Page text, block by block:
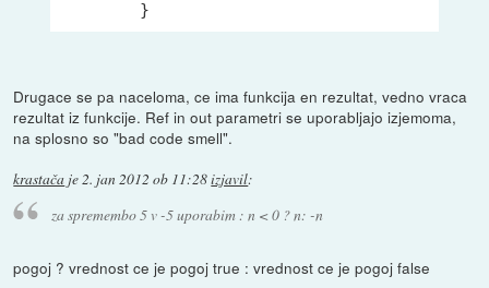
Drugace se pa naceloma, ce ima funkcija en rezultat, vedno vraca
rezultat iz funkcije. Ref in out parametri se uporabljajo izjemoma,
na splosno so "bad code smell".
krastača je2. jan 2012 ob 11:28izjavil:
za spremembo 5 v -5 uporabim : n < 0 ? n: -n
pogoj ? vrednost ce je pogoj true : vrednost ce je pogoj false